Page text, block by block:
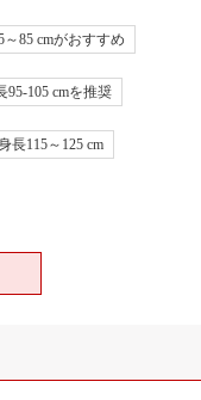
～85 cmがおすすめ
95-105 cmを推奨
長115～125 cm